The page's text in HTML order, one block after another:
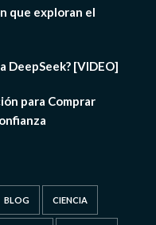
que exploran el
DeepSeek? [VIDEO]
para Comprar
BLOG CIENCIA